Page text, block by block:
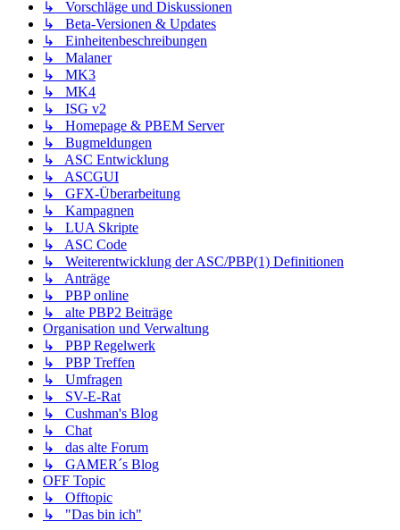
↳ Vorschläge und Diskussionen
↳ Beta-Versionen & Updates
↳ Einheitenbeschreibungen
↳ Malaner
↳ MK3
↳ MK4
↳ ISG v2
↳ Homepage & PBEM Server
↳ Bugmeldungen
↳ ASC Entwicklung
↳ ASCGUI
↳ GFX-Überarbeitung
↳ Kampagnen
↳ LUA Skripte
↳ ASC Code
↳ Weiterentwicklung der ASC/PBP(1) Definitionen
↳ Anträge
↳ PBP online
↳ alte PBP2 Beiträge
Organisation und Verwaltung
↳ PBP Regelwerk
↳ PBP Treffen
↳ Umfragen
↳ SV-E-Rat
↳ Cushman's Blog
↳ Chat
↳ das alte Forum
↳ GAMER´s Blog
OFF Topic
↳ Offtopic
↳ "Das bin ich"